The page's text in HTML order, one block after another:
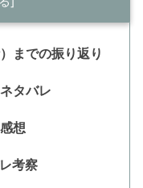
までの振り返り
タバレ
想
考察